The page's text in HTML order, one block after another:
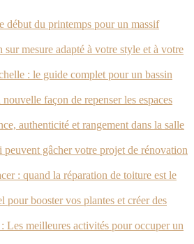
début du printemps pour un massif
mesure adapté à votre style et à votre
: le guide complet pour un bassin
façon de repenser les espaces
authenticité et rangement dans la salle
peuvent gâcher votre projet de rénovation
: quand la réparation de toiture est le
pour booster vos plantes et créer des
Les meilleures activités pour occuper un